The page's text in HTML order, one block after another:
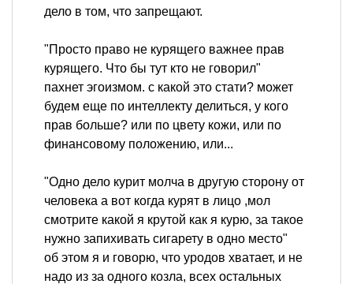
дело в том, что запрещают.
"Просто право не курящего важнее прав
курящего. Что бы тут кто не говорил"
пахнет эгоизмом. с какой это стати? может
будем еще по интеллекту делиться, у кого
прав больше? или по цвету кожи, или по
финансовому положению, или...
"Одно дело курит молча в другую сторону от
человека а вот когда курят в лицо ,мол
смотрите какой я крутой как я курю, за такое
нужно запихивать сигарету в одно место"
об этом я и говорю, что уродов хватает, и не
надо из за одного козла, всех остальных